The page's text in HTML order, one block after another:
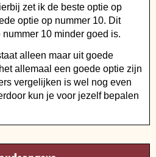
zet ik de beste optie op
optie op nummer 10. Dit
10 minder goed is.
alleen maar uit goede
allemaal een goede optie zijn
vergelijken is wel nog even
kun je voor jezelf bepalen